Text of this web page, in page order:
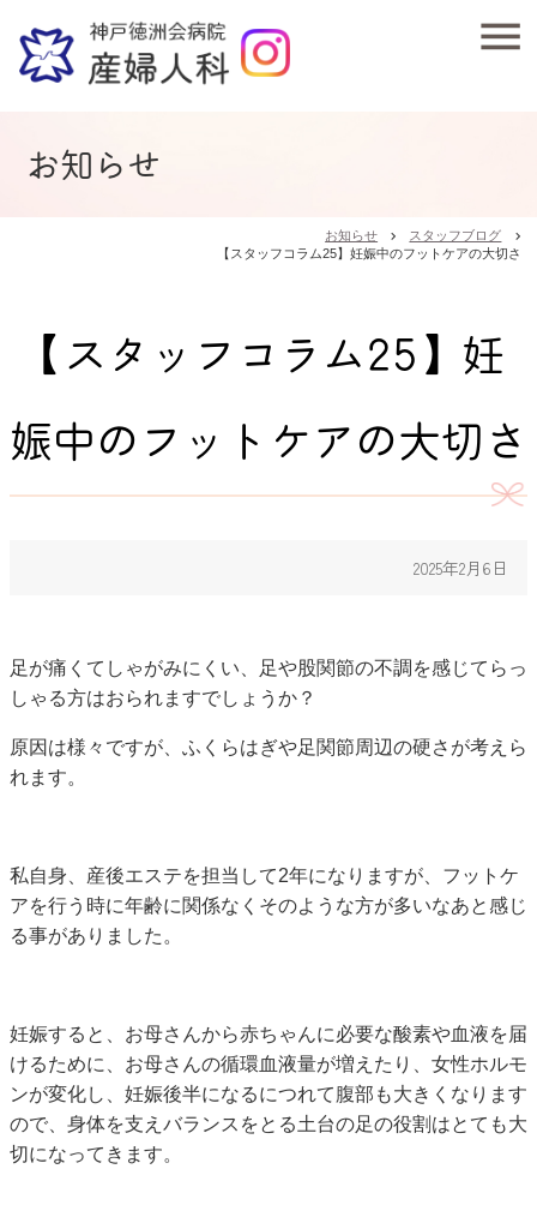
お知らせ
お知らせ chevron_right スタッフブログ
chevron_right
【スタッフコラム25】妊娠中のフットケアの大切さ
【スタッフコラム25】妊
娠中のフットケアの大切さ
2025年2月6日
足が痛くてしゃがみにくい、足や股関節の不調を感じてらっ
しゃる方はおられますでしょうか？
原因は様々ですが、ふくらはぎや足関節周辺の硬さが考えら
れます。
私自身、産後エステを担当して2年になりますが、フットケ
アを行う時に年齢に関係なくそのような方が多いなあと感じ
る事がありました。
妊娠すると、お母さんから赤ちゃんに必要な酸素や血液を届
けるために、お母さんの循環血液量が増えたり、女性ホルモ
ンが変化し、妊娠後半になるにつれて腹部も大きくなります
ので、身体を支えバランスをとる土台の足の役割はとても大
切になってきます。